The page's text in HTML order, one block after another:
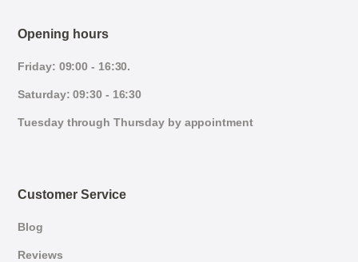
Opening hours
Friday: 09:00 - 16:30.
Saturday: 09:30 - 16:30
Tuesday through Thursday by appointment
Customer Service
Blog
Reviews